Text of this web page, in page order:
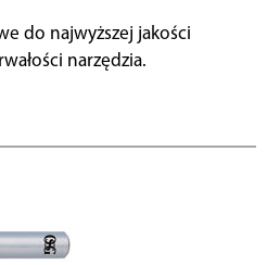
do najwyższej jakości
narzędzia.